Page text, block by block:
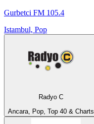
Gurbetci FM 105.4
Istambul, Pop
Radyo C
Ancara, Pop, Top 40 & Charts